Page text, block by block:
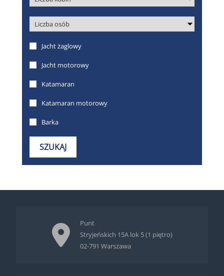
Punt
Stryjeńskich 15A lok 5 (1 piętro)
02-791 Warszawa